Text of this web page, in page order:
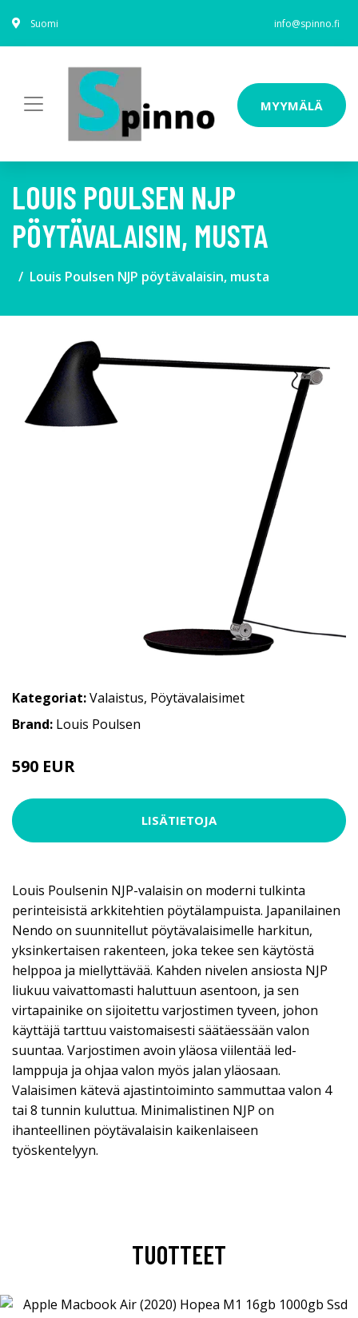
Suomi info@spinno.fi
MYYMÄLÄ
LOUIS POULSEN NJP
PÖYTÄVALAISIN, MUSTA
Louis Poulsen NJP pöytävalaisin, musta
Kategoriat:Valaistus, Pöytävalaisimet
Brand: Louis Poulsen
590 EUR
LISÄTIETOJA
Louis Poulsenin NJP-valaisin on moderni tulkinta
perinteisistä arkkitehtien pöytälampuista. Japanilainen
Nendo on suunnitellut pöytävalaisimelle harkitun,
yksinkertaisen rakenteen, joka tekee sen käytöstä
helppoa ja miellyttävää. Kahden nivelen ansiosta NJP
liukuu vaivattomasti haluttuun asentoon, ja sen
virtapainike on sijoitettu varjostimen tyveen, johon
käyttäjä tarttuu vaistomaisesti säätäessään valon
suuntaa. Varjostimen avoin yläosa viilentää led-
lamppuja ja ohjaa valon myös jalan yläosaan.
Valaisimen kätevä ajastintoiminto sammuttaa valon 4
tai 8 tunnin kuluttua. Minimalistinen NJP on
ihanteellinen pöytävalaisin kaikenlaiseen
työskentelyyn.
TUOTTEET